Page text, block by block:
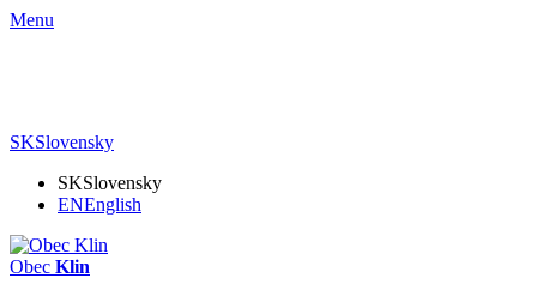
Menu
SKSlovensky
SKSlovensky
ENEnglish
Obec Klin